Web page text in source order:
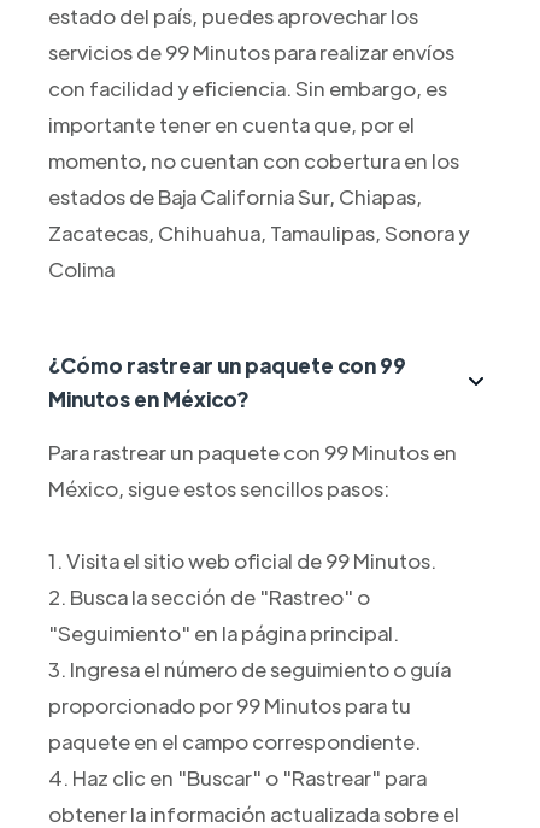
estado del país, puedes aprovechar los
servicios de 99 Minutos para realizar envíos
con facilidad y eficiencia. Sin embargo, es
importante tener en cuenta que, por el
momento, no cuentan con cobertura en los
estados de Baja California Sur, Chiapas,
Zacatecas, Chihuahua, Tamaulipas, Sonora y
Colima
¿Cómo rastrear un paquete con 99
Minutos en México?
Para rastrear un paquete con 99 Minutos en
México, sigue estos sencillos pasos:
1. Visita el sitio web oficial de 99 Minutos.
2. Busca la sección de "Rastreo" o
"Seguimiento" en la página principal.
3. Ingresa el número de seguimiento o guía
proporcionado por 99 Minutos para tu
paquete en el campo correspondiente.
4. Haz clic en "Buscar" o "Rastrear" para
obtener la información actualizada sobre el